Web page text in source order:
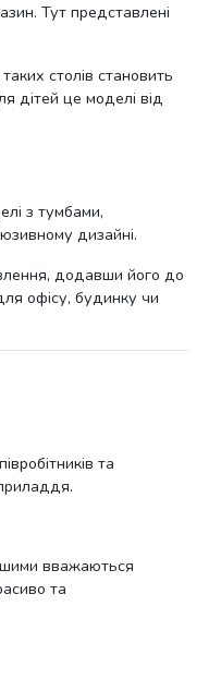
Тут представлені
столів становить
дітей це моделі від
з тумбами,
дизайні.
додавши його до
офісу, будинку чи
та
вважаються
та